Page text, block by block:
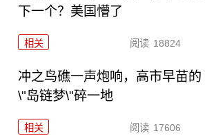
下一个？美国懵了
相关 阅读 18824
冲之鸟礁一声炮响，高市早苗的
\"岛链梦\"碎一地
相关 阅读 17606